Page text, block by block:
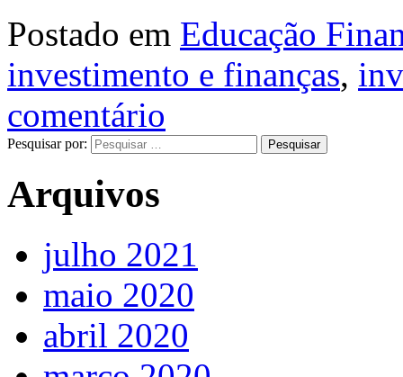
Postado em Educação
investimento e finanças,
comentário
Pesquisar por:
Arquivos
julho 2021
maio 2020
abril 2020